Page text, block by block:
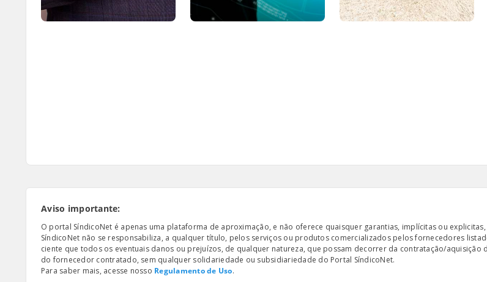
Aviso importante:
O portal SíndicoNet é apenas uma plataforma de aproximação, e não oferece quaisquer garantias, implícitas ou
SíndicoNet não se responsabiliza, a qualquer título, pelos serviços ou produtos comercializados pelos fornecedores
ciente que todos os eventuais danos ou prejuízos, de qualquer natureza, que possam decorrer da contratação/
do fornecedor contratado, sem qualquer solidariedade ou subsidiariedade do Portal SíndicoNet.
Para saber mais, acesse nosso Regulamento de Uso.